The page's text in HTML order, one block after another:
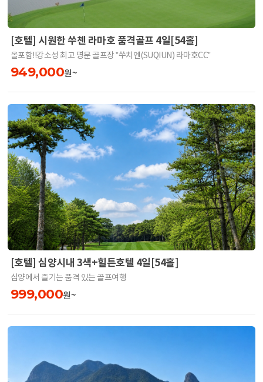
[호텔] 시원한 쑤첸 라마호 품격골프 4일[54홀]
올포함!!강소성 최고 명문 골프장 ”쑤치엔(SUQIUN) 라마호CC”
949,000원~
[호텔] 심양시내 3색+힐튼호텔 4일[54홀]
심양에서 즐기는 품격 있는 골프여행
999,000원~